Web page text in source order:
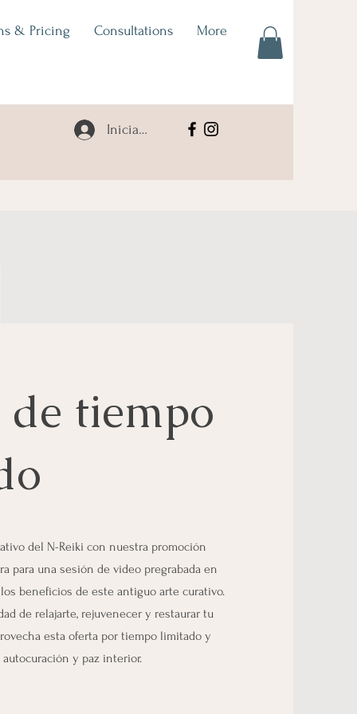
& Pricing Consultations More
Iniciar sesión
tiempo
del N-Reiki con nuestra promoción
para una sesión de video pregrabada en
beneficios de este antiguo arte curativo.
de relajarte, rejuvenecer y restaurar tu
esta oferta por tiempo limitado y
y paz interior.